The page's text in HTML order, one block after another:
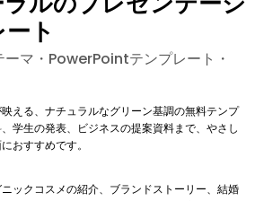
ト
マ・PowerPointテンプレート・
える、ナチュラルなグリーン基調の無料テンプ
学生の発表、ビジネスの提案資料まで、やさし
おすすめです。
ックコスメの紹介、ブランドストーリー、結婚